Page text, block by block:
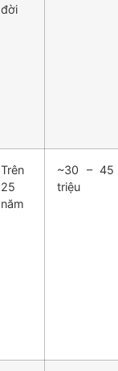
đời
Trên
25
năm
~30 – 45
triệu